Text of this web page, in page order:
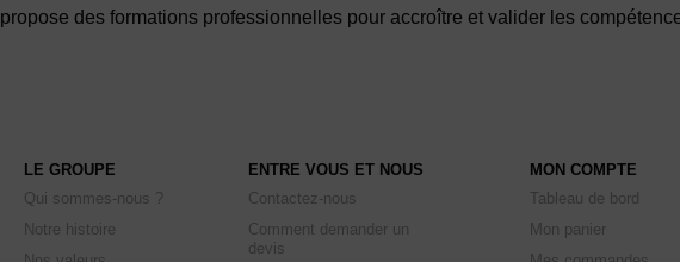
propose des formations professionnelles pour accroître et valider les
LE GROUPE
Qui sommes-nous ?
Notre histoire
ENTRE VOUS ET NOUS
Contactez-nous
Comment demander un
devis
MON COMPTE
Tableau de bord
Mon panier